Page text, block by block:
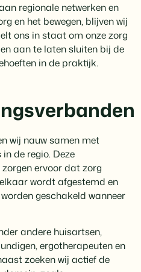
regionale netwerken en
en het bewegen, blijven wij
ons in staat om onze zorg
aan te laten sluiten bij de
in de praktijk.
wij nauw samen met
de regio. Deze
ervoor dat zorg
wordt afgestemd en
geschakeld wanneer
andere huisartsen,
ergotherapeuten en
zoeken wij actief de